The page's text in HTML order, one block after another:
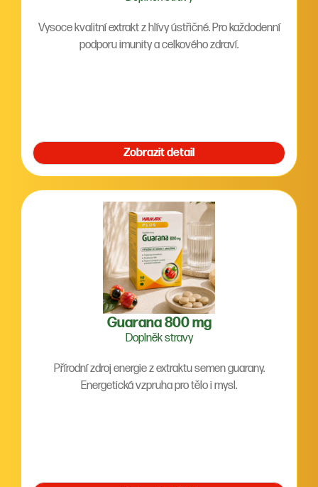
Vysoce kvalitní extrakt z hlívy ústřičné. Pro každodenní
podporu imunity a celkového zdraví.
Zobrazit detail
Guarana 800 mg
Doplněk stravy
Přírodní zdroj energie z extraktu semen guarany.
Energetická vzpruha pro tělo i mysl.